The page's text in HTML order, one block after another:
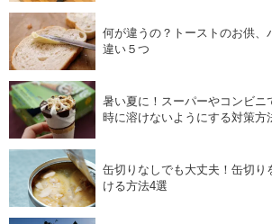
何が違うの？トーストのお供、
違い５つ
暑い夏に！スーパーやコンビニ
時に溶けないようにする対策方
缶切りなしでも大丈夫！缶切り
ける方法4選